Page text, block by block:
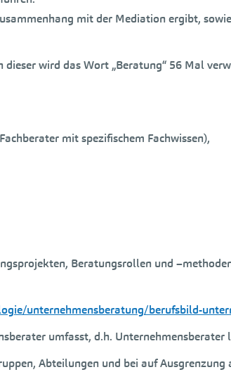
mit der Mediation ergibt,
dieser wird das Wort „Beratung“ 56 Mal
mit spezifischem Fachwissen),
Beratungsrollen und
unternehmensberatung/berufsbild-
umfasst, d.h. Unternehmensberater
Abteilungen und bei auf Ausgrenzung